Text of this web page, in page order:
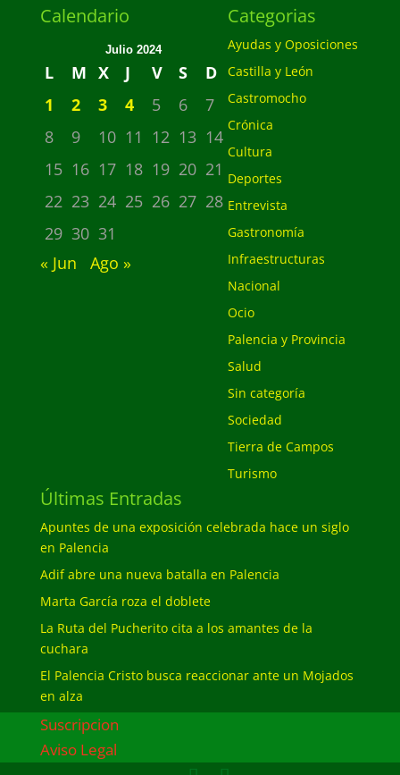
Calendario
Julio 2024
L M X J V S
D
1
2 3 4 5 6
7
8
9 10 11 12 13 14
15 16 17 18 19 20 21
22 23 24 25 26 27 28
29 30 31
« Jun
Ago »
Categorias
Ayudas y Oposiciones
Castilla y León
Castromocho
Crónica
Cultura
Deportes
Entrevista
Gastronomía
Infraestructuras
Nacional
Ocio
Palencia y Provincia
Salud
Sin categoría
Sociedad
Tierra de Campos
Turismo
Últimas Entradas
Apuntes de una exposición celebrada hace un siglo
en Palencia
Adif abre una nueva batalla en Palencia
Marta García roza el doblete
La Ruta del Pucherito cita a los amantes de la
cuchara
El Palencia Cristo busca reaccionar ante un Mojados
en alza
Suscripcion
Aviso Legal